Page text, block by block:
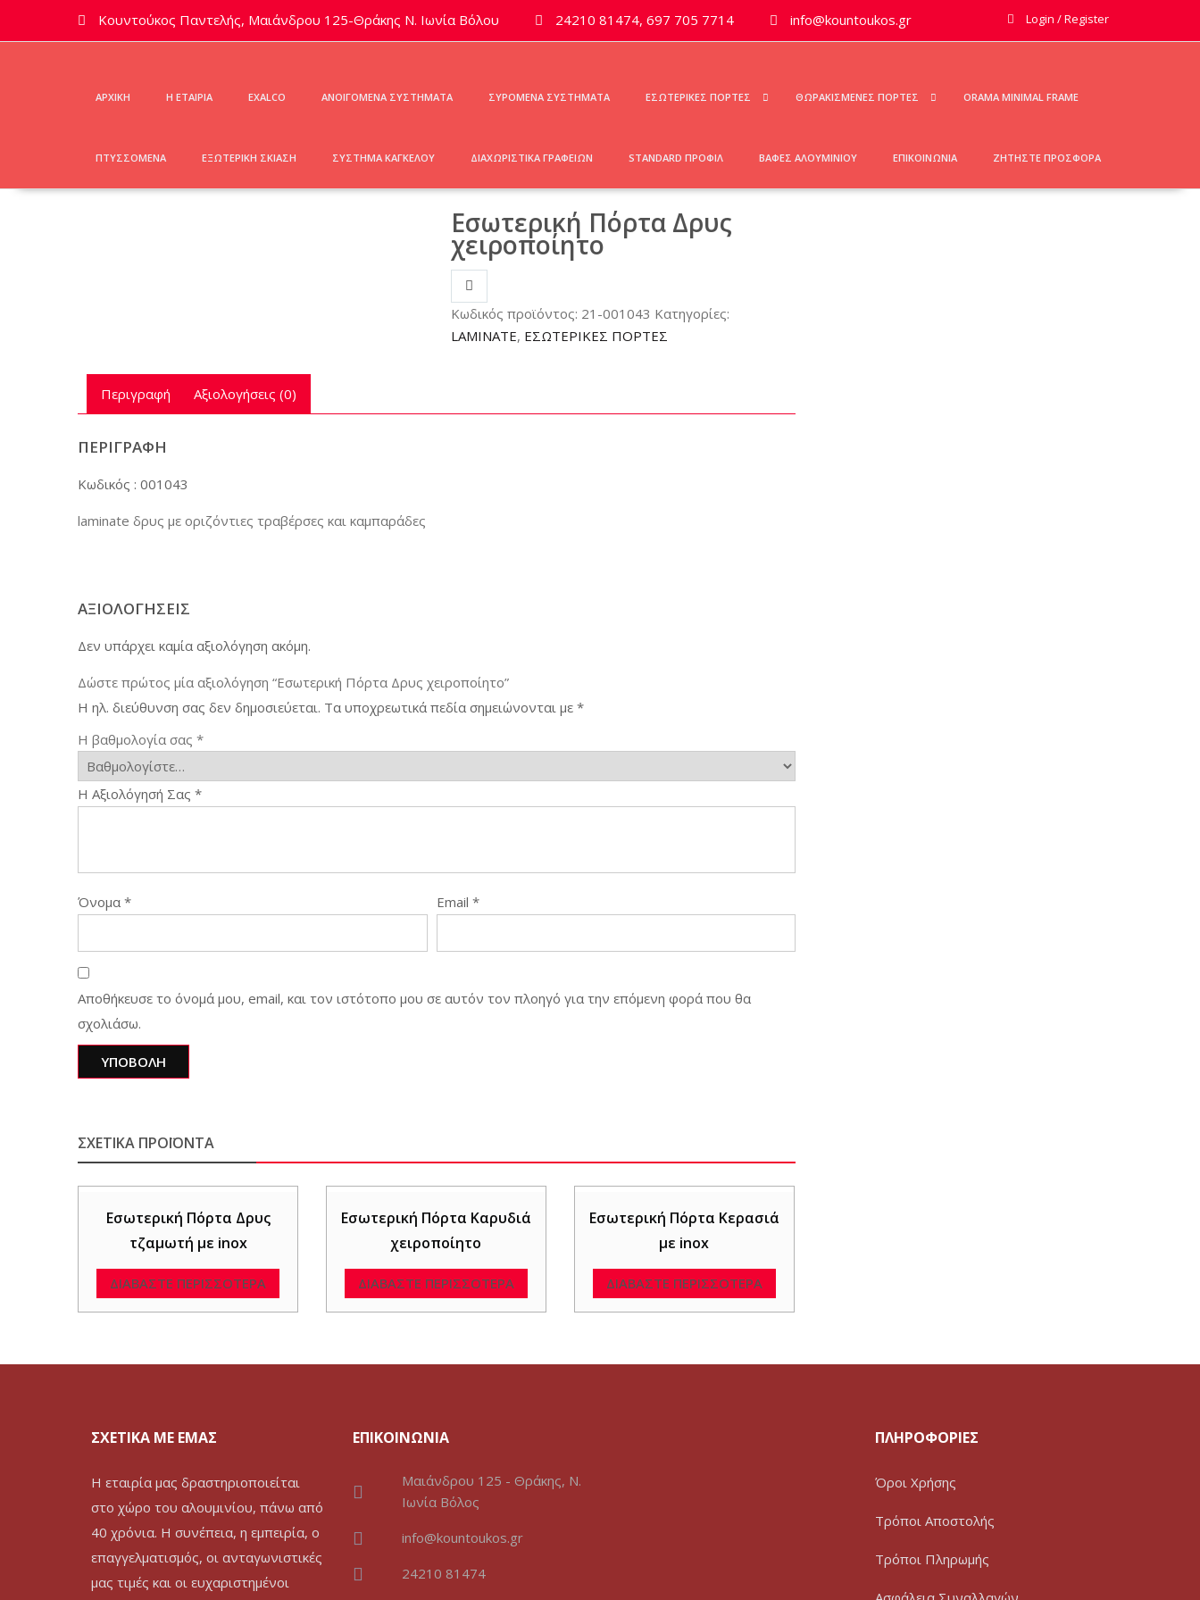
Κουντούκος Παντελής, Μαιάνδρου 125-Θράκης Ν. Ιωνία Βόλου 24210 81474, 697 705 7714 info@kountoukos.gr Login / Register
ΑΡΧΙΚΗ Η ΕΤΑΙΡΙΑ EXALCO ΑΝΟΙΓΟΜΕΝΑ ΣΥΣΤΗΜΑΤΑ ΣΥΡΟΜΕΝΑ ΣΥΣΤΗΜΑΤΑ ΕΣΩΤΕΡΙΚΕΣ ΠΟΡΤΕΣ ΘΩΡΑΚΙΣΜΕΝΕΣ ΠΟΡΤΕΣ ORAMA MINIMAL FRAME
ΠΤΥΣΣΟΜΕΝΑ ΕΞΩΤΕΡΙΚΗ ΣΚΙΑΣΗ ΣΥΣΤΗΜΑ ΚΑΓΚΕΛΟΥ ΔΙΑΧΩΡΙΣΤΙΚΑ ΓΡΑΦΕΙΩΝ STANDARD ΠΡΟΦΙΛ ΒΑΦΕΣ ΑΛΟΥΜΙΝΙΟΥ ΕΠΙΚΟΙΝΩΝΙΑ ΖΗΤΗΣΤΕ ΠΡΟΣΦΟΡΑ
Εσωτερική Πόρτα Δρυς
χειροποίητο
Κωδικός προϊόντος: 21-001043 Κατηγορίες:
LAMINATE, ΕΣΩΤΕΡΙΚΕΣ ΠΟΡΤΕΣ
Περιγραφή Αξιολογήσεις (0)
ΠΕΡΙΓΡΑΦΉ
Κωδικός : 001043
laminate δρυς με οριζόντιες τραβέρσες και καμπαράδες
ΑΞΙΟΛΟΓΉΣΕΙΣ
Δεν υπάρχει καμία αξιολόγηση ακόμη.
Δώστε πρώτος μία αξιολόγηση “Εσωτερική Πόρτα Δρυς χειροποίητο”
Η ηλ. διεύθυνση σας δεν δημοσιεύεται. Τα υποχρεωτικά πεδία σημειώνονται με *
Η βαθμολογία σας *
Η Αξιολόγησή Σας *
Όνομα * Email *
Αποθήκευσε το όνομά μου, email, και τον ιστότοπο μου σε αυτόν τον πλοηγό για την επόμενη φορά που θα
σχολιάσω.
ΣΧΕΤΙΚΆ ΠΡΟΪΌΝΤΑ
Εσωτερική Πόρτα Δρυς
τζαμωτή με inox
ΔΙΑΒΆΣΤΕ ΠΕΡΙΣΣΌΤΕΡΑ
Εσωτερική Πόρτα Καρυδιά
χειροποίητο
ΔΙΑΒΆΣΤΕ ΠΕΡΙΣΣΌΤΕΡΑ
Εσωτερική Πόρτα Κερασιά
με inox
ΔΙΑΒΆΣΤΕ ΠΕΡΙΣΣΌΤΕΡΑ
ΣΧΕΤΙΚΑ ΜΕ ΕΜΑΣ
Η εταιρία μας δραστηριοποιείται
στο χώρο του αλουμινίου, πάνω από
40 χρόνια. Η συνέπεια, η εμπειρία, ο
επαγγελματισμός, οι ανταγωνιστικές
μας τιμές και οι ευχαριστημένοι
ΕΠΙΚΟΙΝΩΝΙΑ
Μαιάνδρου 125 - Θράκης, Ν.
Ιωνία Βόλος
info@kountoukos.gr
24210 81474
ΠΛΗΡΟΦΟΡΙΕΣ
Όροι Χρήσης
Τρόποι Αποστολής
Τρόποι Πληρωμής